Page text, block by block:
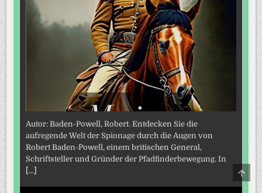
Autor: Baden-Powell, Robert. Entdecken Sie die
aufregende Welt der Spionage durch die Augen von
Robert Baden-Powell, einem britischen General,
Schriftsteller und Gründer der Pfadfinderbewegung. In
[...]
TO
TOP